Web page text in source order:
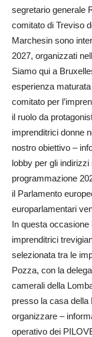
segretario generale
comitato di Treviso
Marchesin sono
2027, organizzati
Siamo qui a
esperienza
comitato per
il ruolo da
imprenditrici donne
nostro obiettivo –
lobby per gli
programmazione
il Parlamento
europarlamentari
In questa
imprenditrici
selezionata tra le
Pozza, con la
camerali della
presso la casa della
organizzare –
operativo dei